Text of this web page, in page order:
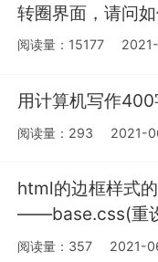
转圈界面，请问如
阅读量：15177
用计算机写作
阅读量：293 2021-
html的边框样式
——base.css(重
阅读量：357 2021-